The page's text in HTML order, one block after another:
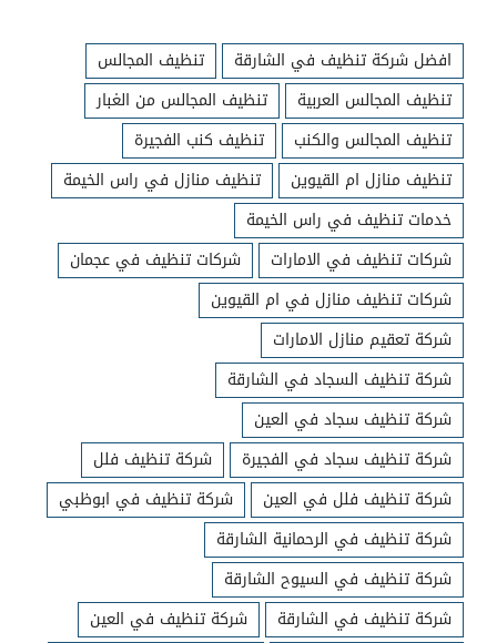
افضل شركة تنظيف في الشارقة
تنظيف المجالس
تنظيف المجالس العربية
تنظيف المجالس من الغبار
تنظيف المجالس والكنب
تنظيف كنب الفجيرة
تنظيف منازل ام القيوين
تنظيف منازل في راس الخيمة
خدمات تنظيف في راس الخيمة
شركات تنظيف في الامارات
شركات تنظيف في عجمان
شركات تنظيف منازل في ام القيوين
شركة تعقيم منازل الامارات
شركة تنظيف السجاد في الشارقة
شركة تنظيف سجاد في العين
شركة تنظيف سجاد في الفجيرة
شركة تنظيف فلل
شركة تنظيف فلل في العين
شركة تنظيف في ابوظبي
شركة تنظيف في الرحمانية الشارقة
شركة تنظيف في السيوح الشارقة
شركة تنظيف في الشارقة
شركة تنظيف في العين